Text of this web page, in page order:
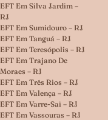
EFT Em Silva Jardim –
RJ
EFT Em Sumidouro – RJ
EFT Em Tanguá – RJ
EFT Em Teresópolis – RJ
EFT Em Trajano De
Moraes – RJ
EFT Em Três Rios – RJ
EFT Em Valença – RJ
EFT Em Varre-Sai – RJ
EFT Em Vassouras – RJ